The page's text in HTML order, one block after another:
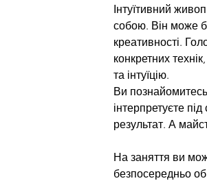
Інтуїтивний
собою. Він може
креативності.
конкретних
та інтуїцію.
Ви
інтерпретуєте
результат. А
На заняття ви
безпосередньо